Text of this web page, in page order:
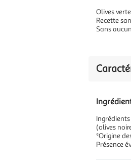
Olives
Recette
Sans
(olives
*Origine
Présence